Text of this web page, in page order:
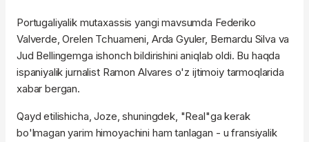
Portugaliyalik mutaxassis yangi mavsumda Federiko
Valverde, Orelen Tchuameni, Arda Gyuler, Bernardu Silva va
Jud Bellingemga ishonch bildirishini aniqlab oldi. Bu haqda
ispaniyalik jurnalist Ramon Alvares o'z ijtimoiy tarmoqlarida
xabar bergan.
Qayd etilishicha, Joze, shuningdek, "Real"ga kerak
bo'lmagan yarim himoyachini ham tanlagan - u fransiyalik